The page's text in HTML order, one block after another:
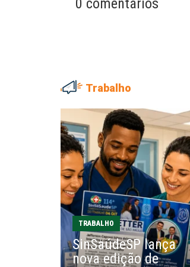
Trabalho
TRABALHO
SinSaúdeSP lança
nova edição de
ADRIANA MARCOLINO
Adriana Marcolino destaca
impacto do salário mínimo na...
NILTON NECO
Sindec: 94 anos de união e
EDUARDO ANNUNCIATO CHICÃO
Sem salário digno e proteção
social, não existe...
A
o...